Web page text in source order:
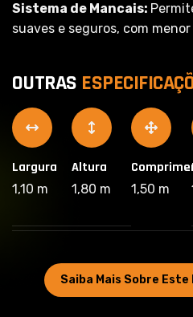
Sistema de Mancais:
suaves e seguros, com menor
OUTRAS ESPECIFICAÇ
Largura
1,10 m
Altura
1,80 m 1,50 m
Saiba Mais Sobre